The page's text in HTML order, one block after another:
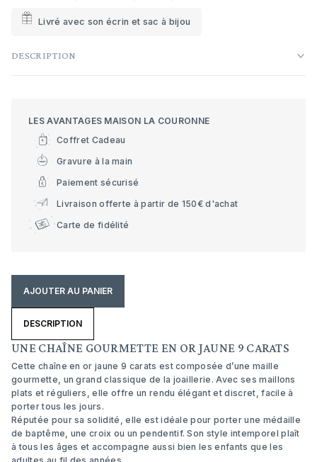
Livré avec son écrin et sac à bijou
DESCRIPTION
LES AVANTAGES MAISON LA COURONNE
Coffret Cadeau
Gravure à la main
Paiement sécurisé
Livraison offerte à partir de 150€ d'achat
Carte de fidélité
AJOUTER AU PANIER
DESCRIPTION
UNE CHAÎNE GOURMETTE EN OR JAUNE 9 CARATS
Cette chaîne en or jaune 9 carats est composée d’une maille
gourmette, un grand classique de la joaillerie. Avec ses maillons
plats et réguliers, elle offre un rendu élégant et discret, facile à
porter tous les jours.
Réputée pour sa solidité, elle est idéale pour porter une médaille
de baptême, une croix ou un pendentif. Son style intemporel plaît
à tous les âges et accompagne aussi bien les enfants que les